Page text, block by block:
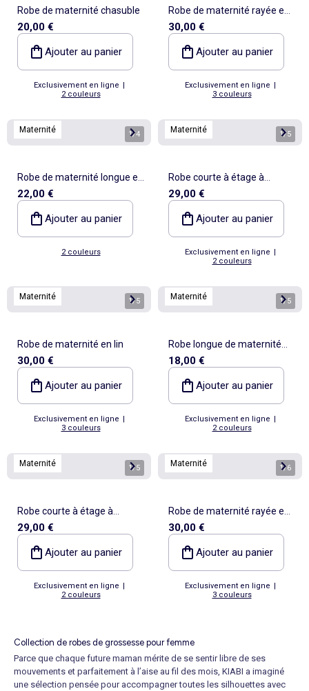
Robe de maternité chasuble
20,00 €
Ajouter au panier
Exclusivement en ligne |
2 couleurs
Robe de maternité rayée en
lin
30,00 €
Ajouter au panier
Exclusivement en ligne |
3 couleurs
Maternité 1/4
Robe de maternité longue et
côtelée
22,00 €
Ajouter au panier
2 couleurs
Maternité 1/5
Robe courte à étage à
carreaux
29,00 €
Ajouter au panier
Exclusivement en ligne |
2 couleurs
Maternité 1/5
Robe de maternité en lin
30,00 €
Ajouter au panier
Exclusivement en ligne |
3 couleurs
Maternité 1/5
Robe longue de maternité
smockée
18,00 €
Ajouter au panier
Exclusivement en ligne |
2 couleurs
Maternité 1/5
Robe courte à étage à
carreaux
29,00 €
Ajouter au panier
Exclusivement en ligne |
2 couleurs
Maternité 1/6
Robe de maternité rayée en
lin
30,00 €
Ajouter au panier
Exclusivement en ligne |
3 couleurs
Collection de robes de grossesse pour femme
Parce que chaque future maman mérite de se sentir libre de ses
mouvements et parfaitement à l’aise au fil des mois, KIABI a imaginé
une sélection pensée pour accompagner toutes les silhouettes avec